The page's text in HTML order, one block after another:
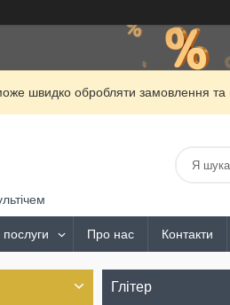
швидко обробляти замовлення та
Про нас Контакти
Глітер